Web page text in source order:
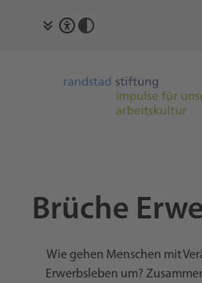
Brüche
Wie gehen Menschen mit
Erwerbsleben um?